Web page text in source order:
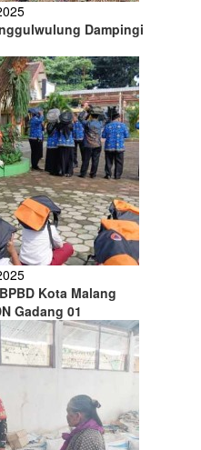
Dampingi
Kota Malang
Gadang 01